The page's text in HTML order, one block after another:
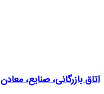
اتاق بازرگانی، صنایع،